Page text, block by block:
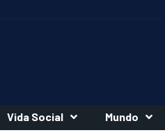
Vida Social Mundo